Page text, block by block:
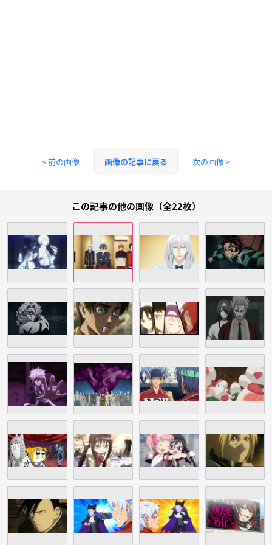
< 前の画像 画像の記事に戻る 次の画像 >
この記事の他の画像（全22枚）